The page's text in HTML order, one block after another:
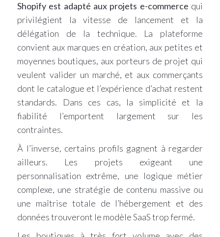
Shopify est adapté aux projets e-commerce qui
privilégient la vitesse de lancement et la
délégation de la technique. La plateforme
convient aux marques en création, aux petites et
moyennes boutiques, aux porteurs de projet qui
veulent valider un marché, et aux commerçants
dont le catalogue et l’expérience d’achat restent
standards. Dans ces cas, la simplicité et la
fiabilité l’emportent largement sur les
contraintes.
À l’inverse, certains profils gagnent à regarder
ailleurs. Les projets exigeant une
personnalisation extrême, une logique métier
complexe, une stratégie de contenu massive ou
une maîtrise totale de l’hébergement et des
données trouveront le modèle SaaS trop fermé.